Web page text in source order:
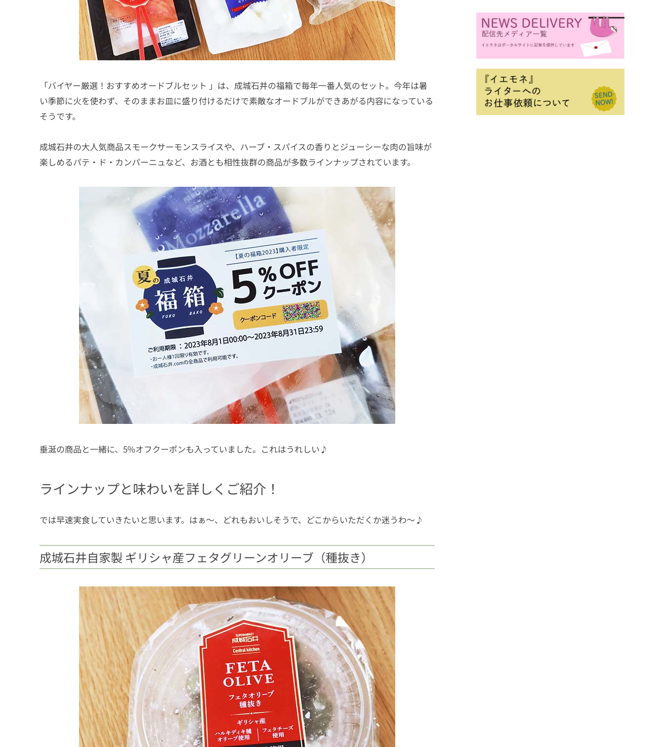
「バイヤー厳選！おすすめオードブルセット 」は、成城石井の福箱で毎年一番人気のセット。今年は暑
い季節に火を使わず、そのままお皿に盛り付けるだけで素敵なオードブルができあがる内容になっている
そうです。
成城石井の大人気商品スモークサーモンスライスや、ハーブ・スパイスの香りとジューシーな肉の旨味が
楽しめるパテ・ド・カンパーニュなど、お酒とも相性抜群の商品が多数ラインナップされています。
垂涎の商品と一緒に、5%オフクーポンも入っていました。これはうれしい♪
ラインナップと味わいを詳しくご紹介！
では早速実食していきたいと思います。はぁ〜、どれもおいしそうで、どこからいただくか迷うわ〜♪
成城石井自家製 ギリシャ産フェタグリーンオリーブ（種抜き）